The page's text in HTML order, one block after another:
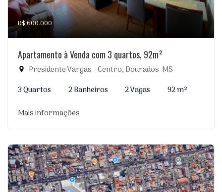
R$ 600.000
Apartamento à Venda com 3 quartos, 92m²
Presidente Vargas - Centro, Dourados-MS
3 Quartos
2 Banheiros 2 Vagas
92 m²
Mais informações